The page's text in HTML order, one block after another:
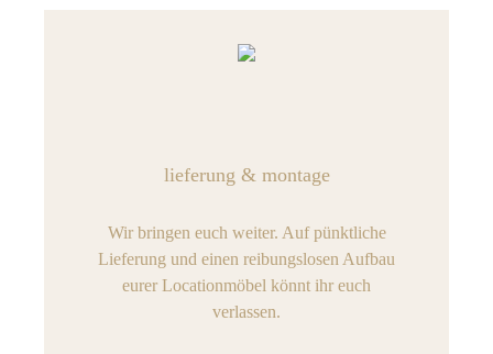
lieferung & montage
Wir bringen euch weiter. Auf pünktliche
Lieferung und einen reibungslosen Aufbau
eurer Locationmöbel könnt ihr euch
verlassen.